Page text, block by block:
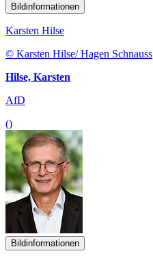
Bildinformationen
Karsten Hilse
© Karsten Hilse/ Hagen Schnauss
Hilse, Karsten
AfD
()
Bildinformationen